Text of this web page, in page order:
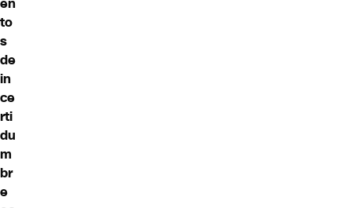
en
to
s
de
in
ce
rti
du
m
br
e